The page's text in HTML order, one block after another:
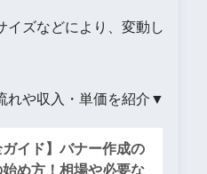
イズなどにより、変動し
れや収入・単価を紹介▼
ガイド】バナー作成の
始め方！相場や必要な